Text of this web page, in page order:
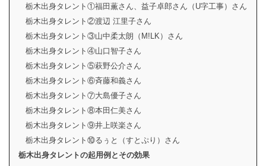
栃木出身タレント①福田薫さん、益子卓郎さん（U字工事）さん
栃木出身タレント②渡辺 江里子さん
栃木出身タレント③山中柔太朗（M!LK）さん
栃木出身タレント④山口智子さん
栃木出身タレント⑤萩野公介さん
栃木出身タレント⑥斉藤和義さん
栃木出身タレント⑦大島優子さん
栃木出身タレント⑧本田仁美さん
栃木出身タレント⑨井上咲楽さん
栃木出身タレント⑩るぅと（すとぷり）さん
栃木出身タレントの起用例とその効果